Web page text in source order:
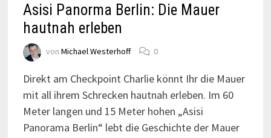
Asisi Panorma Berlin: Die Mauer
hautnah erleben
von Michael Westerhoff 0
Direkt am Checkpoint Charlie könnt Ihr die Mauer
mit all ihrem Schrecken hautnah erleben. Im 60
Meter langen und 15 Meter hohen „Asisi
Panorama Berlin“ lebt die Geschichte der Mauer